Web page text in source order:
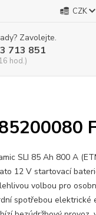
CZK
Zavolejte.
713 851
hod.)
SLI 85 Ah 800 A
12 V startovací
volbou pro
spotřebou elektrické